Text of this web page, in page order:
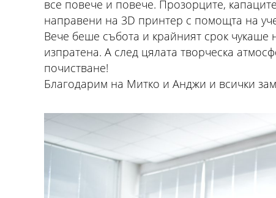
все повече и повече. Прозорците,
направени на 3D принтер с помощта на
Вече беше събота и крайният срок
изпратена. А след цялата творческа
почистване!
Благодарим на Митко и Анджи и всички